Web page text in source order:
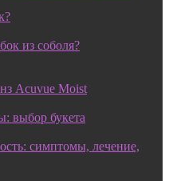
из соболя?
Acuvue Moist
выбор букета
симптомы, лечение,